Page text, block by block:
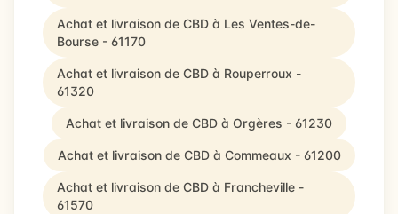
Achat et livraison de CBD à Les Ventes-de-
Bourse - 61170
Achat et livraison de CBD à Rouperroux -
61320
Achat et livraison de CBD à Orgères - 61230
Achat et livraison de CBD à Commeaux - 61200
Achat et livraison de CBD à Francheville -
61570